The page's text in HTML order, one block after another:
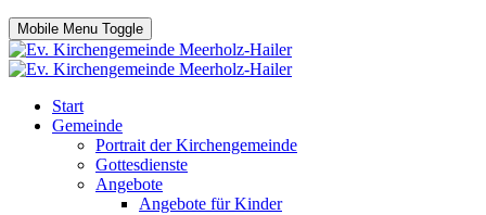
Mobile Menu Toggle
Start
Gemeinde
Portrait der Kirchengemeinde
Gottesdienste
Angebote
Angebote für Kinder